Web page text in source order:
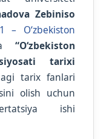
Zebiniso
– O‘zbekiston
“O‘zbekiston
tarixi
tarix fanlari
olish uchun
ishi